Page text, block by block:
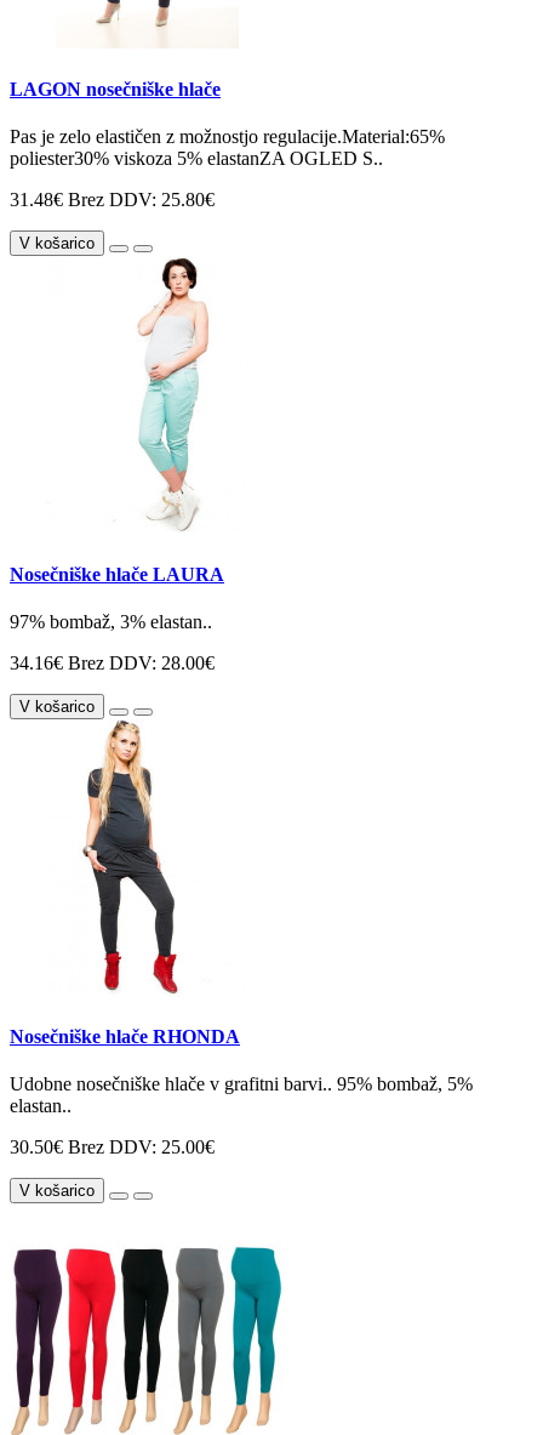
LAGON nosečniške hlače
Pas je zelo elastičen z možnostjo regulacije.Material:65%
poliester30% viskoza 5% elastanZA OGLED S..
31.48€ Brez DDV: 25.80€
V košarico
Nosečniške hlače LAURA
97% bombaž, 3% elastan..
34.16€ Brez DDV: 28.00€
V košarico
Nosečniške hlače RHONDA
Udobne nosečniške hlače v grafitni barvi.. 95% bombaž, 5%
elastan..
30.50€ Brez DDV: 25.00€
V košarico